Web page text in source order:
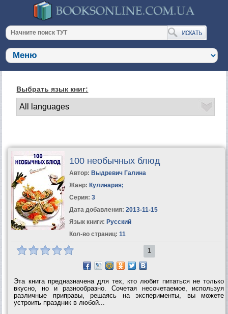
Выбрать язык книг:
100 необычных блюд
Автор: Выдревич Галина
Жанр: Кулинария;
Серия: 3
Дата добавления: 2013-11-15
Язык книги: Русский
Кол-во страниц: 11
1
Эта книга предназначена для тех, кто любит питаться не только
вкусно, но и разнообразно. Сочетая несочетаемое, используя
различные приправы, решаясь на эксперименты, вы можете
устроить праздник в любой...